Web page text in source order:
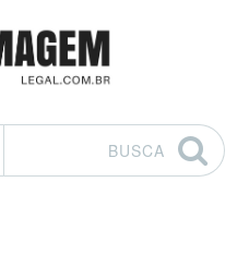
BUSCA